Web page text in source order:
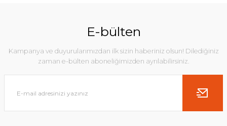
E-bülten
Kampanya ve duyurularımızdan ilk sizin haberiniz olsun! Dilediğiniz
zaman e-bülten aboneliğimizden ayrılabilirsiniz.